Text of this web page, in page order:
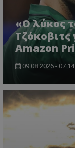
«Ο λύκος
Τζόκοβιτς
Amazon
09.08.2026 - 07:14